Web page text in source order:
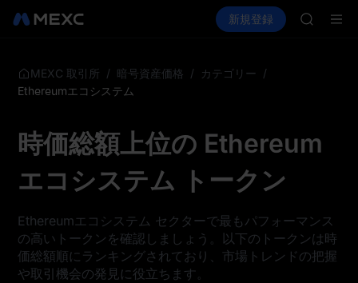
現物 先物取引 SPCX
新規登録
SKYAI
ロックア
MEXC 取引所 / 暗号資産価格 / カテゴリー /
Ethereumエコシステム
時価総額上位の Ethereum
エコシステム トークン
Ethereumエコシステム セクターで最もパフォーマンス
の高いトークンを確認しましょう。以下のトークンは時
価総額順にランキングされており、市場トレンドの把握
や取引機会の発見に役立ちます。